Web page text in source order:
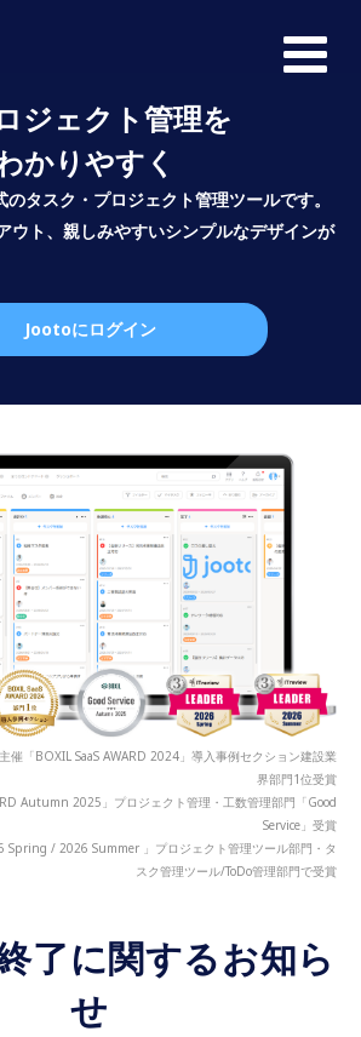
ジェクト管理を
かりやすく
タスク・プロジェクト管理ツールです。
ウト、親しみやすいシンプルなデザインが
Jootoにログイン
催「BOXIL SaaS AWARD 2024」導入事例セクション建設業
界部門1位受賞
Autumn 2025」プロジェクト管理・工数管理部門「Good
Service」受賞
Spring / 2026 Summer 」プロジェクト管理ツール部門・タ
スク管理ツール/ToDo管理部門で受賞
了に関するお知ら
せ